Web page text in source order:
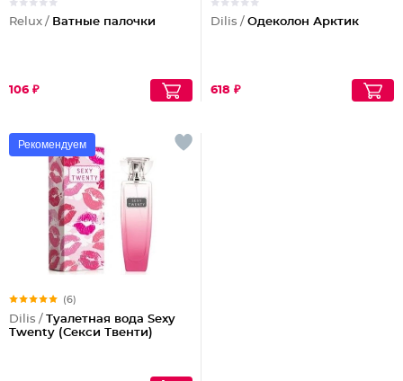
Relux / Ватные палочки
106 ₽
Dilis / Одеколон Арктик
618 ₽
Рекомендуем
(6)
Dilis / Туалетная вода Sexy
Twenty (Секси Твенти)